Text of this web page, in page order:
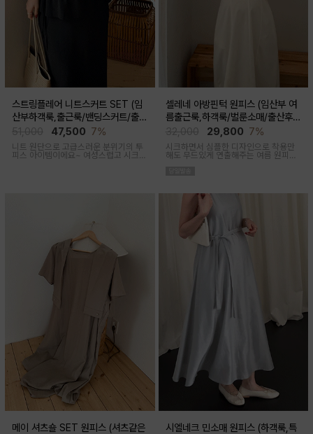
스트링플레어 니트스커트 SET (임
산부하객룩,출근룩/밴딩스커트/출산
후 착용가능)47,500 7%
니트 원단으로 고급스러운 분위기의 투
피스 아이템이에요~ 여성스럽고 시크한
셀레네 아방핀턱 원피스 (임산부 여
름출근룩,하객룩/벌룬소매/출산후
29,800 7%
시크하면서 심플한 디자인으로 착용만
해도 무드있게 연출해주는 여름 원피스
메이 셔츠숄 SET 원피스 (셔츠같은 시엘네크 민소매 원피스 (하객룩,특